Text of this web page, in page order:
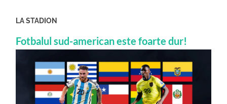
LA STADION
Fotbalul sud-american este foarte dur!